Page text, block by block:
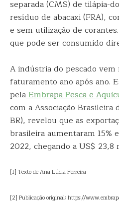
separada (CMS) de tilápia-
resíduo de abacaxi (FRA),
e sem utilização de
que pode ser consumido
A indústria do pescado
faturamento ano após ano.
pelaEmbrapa Pesca e
com a Associação Brasileira
BR), revelou que as
brasileira aumentaram 15%
2022, chegando a US$ 23,8
[1] Texto de Ana Lúcia Ferreira
[2] Publicação original: https://